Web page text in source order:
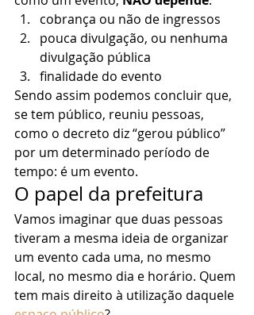
cobrança ou não de ingressos
pouca divulgação, ou nenhuma
divulgação pública
finalidade do evento
Sendo assim podemos concluir que,
se tem público, reuniu pessoas,
como o decreto diz “gerou público”
por um determinado período de
tempo: é um evento.
O papel da prefeitura
Vamos imaginar que duas pessoas
tiveram a mesma ideia de organizar
um evento cada uma, no mesmo
local, no mesmo dia e horário. Quem
tem mais direito à utilização daquele